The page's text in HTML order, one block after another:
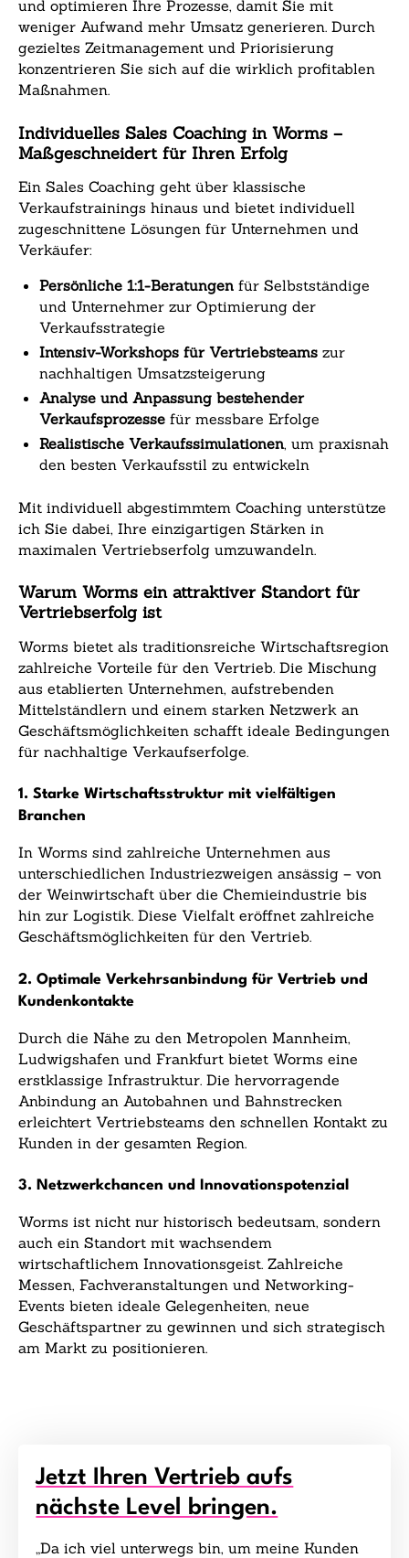
und optimieren Ihre Prozesse, damit Sie mit
weniger Aufwand mehr Umsatz generieren. Durch
gezieltes Zeitmanagement und Priorisierung
konzentrieren Sie sich auf die wirklich profitablen
Maßnahmen.
Individuelles Sales Coaching in Worms –
Maßgeschneidert für Ihren Erfolg
Ein Sales Coaching geht über klassische
Verkaufstrainings hinaus und bietet individuell
zugeschnittene Lösungen für Unternehmen und
Verkäufer:
Persönliche 1:1-Beratungen für Selbstständige
und Unternehmer zur Optimierung der
Verkaufsstrategie
Intensiv-Workshops für Vertriebsteams zur
nachhaltigen Umsatzsteigerung
Analyse und Anpassung bestehender
Verkaufsprozesse für messbare Erfolge
Realistische Verkaufssimulationen, um praxisnah
den besten Verkaufsstil zu entwickeln
Mit individuell abgestimmtem Coaching unterstütze
ich Sie dabei, Ihre einzigartigen Stärken in
maximalen Vertriebserfolg umzuwandeln.
Warum Worms ein attraktiver Standort für
Vertriebserfolg ist
Worms bietet als traditionsreiche Wirtschaftsregion
zahlreiche Vorteile für den Vertrieb. Die Mischung
aus etablierten Unternehmen, aufstrebenden
Mittelständlern und einem starken Netzwerk an
Geschäftsmöglichkeiten schafft ideale Bedingungen
für nachhaltige Verkaufserfolge.
1. Starke Wirtschaftsstruktur mit vielfältigen
Branchen
In Worms sind zahlreiche Unternehmen aus
unterschiedlichen Industriezweigen ansässig – von
der Weinwirtschaft über die Chemieindustrie bis
hin zur Logistik. Diese Vielfalt eröffnet zahlreiche
Geschäftsmöglichkeiten für den Vertrieb.
2. Optimale Verkehrsanbindung für Vertrieb und
Kundenkontakte
Durch die Nähe zu den Metropolen Mannheim,
Ludwigshafen und Frankfurt bietet Worms eine
erstklassige Infrastruktur. Die hervorragende
Anbindung an Autobahnen und Bahnstrecken
erleichtert Vertriebsteams den schnellen Kontakt zu
Kunden in der gesamten Region.
3. Netzwerkchancen und Innovationspotenzial
Worms ist nicht nur historisch bedeutsam, sondern
auch ein Standort mit wachsendem
wirtschaftlichem Innovationsgeist. Zahlreiche
Messen, Fachveranstaltungen und Networking-
Events bieten ideale Gelegenheiten, neue
Geschäftspartner zu gewinnen und sich strategisch
am Markt zu positionieren.
Jetzt Ihren Vertrieb aufs
nächste Level bringen.
„Da ich viel unterwegs bin, um meine Kunden